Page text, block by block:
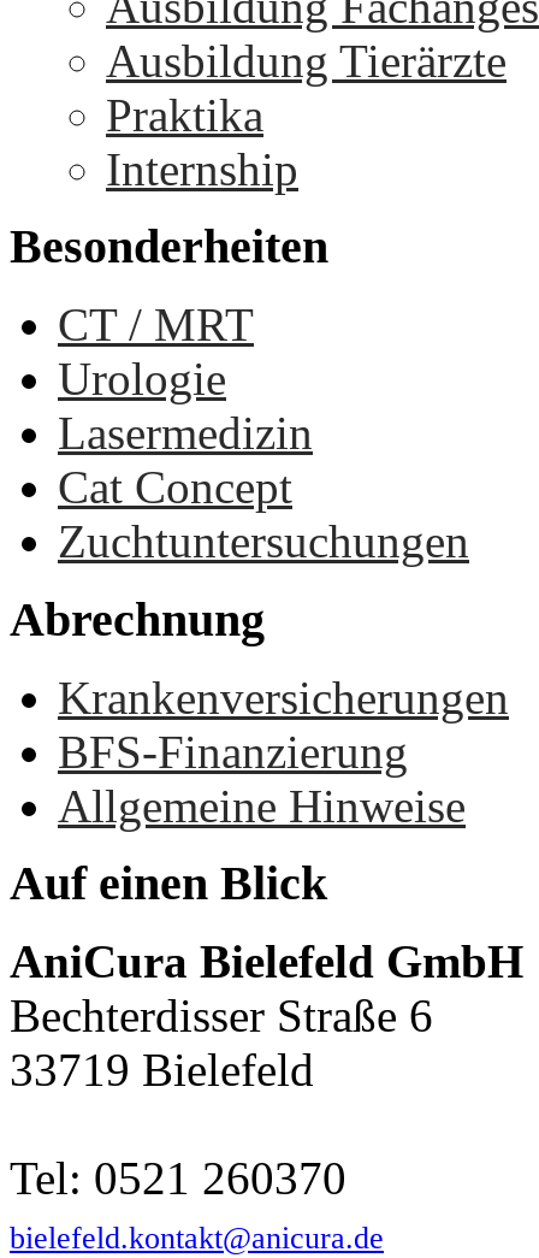
Ausbildung Tierärzte
Praktika
Internship
Besonderheiten
CT / MRT
Urologie
Lasermedizin
Cat Concept
Zuchtuntersuchungen
Abrechnung
Krankenversicherungen
BFS-Finanzierung
Allgemeine Hinweise
Auf einen Blick
AniCura Bielefeld GmbH
Bechterdisser Straße 6
33719 Bielefeld
Tel: 0521 260370
bielefeld.kontakt@anicura.de